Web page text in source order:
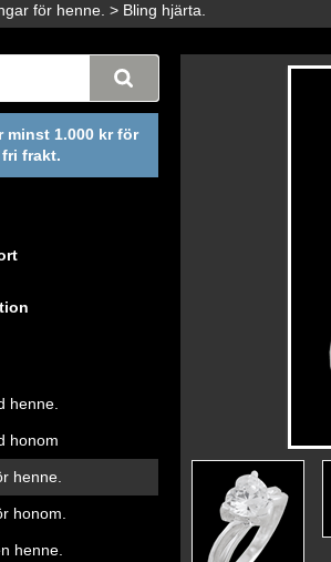
för henne. > Bling hjärta.
minst 1.000 kr för
fri frakt.
henne.
honom
henne.
honom.
henne.